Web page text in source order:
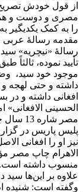
از قول خودش
مصری و دوست و
را به کمک یکدیگیر
مقدمه رسالۀ عربی
رسالۀ «نیچریه»
تأیید نموده،
موجود خود سید،
داشته و حتی لهجه
افغانی داشته و در
الحسینی
منسوب داشته است.
علاوه بر این‌ها
وگفته است: شنیده